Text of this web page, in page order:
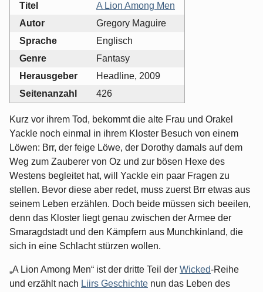
Titel
A Lion Among Men
Autor
Gregory Maguire
Sprache
Englisch
Genre
Fantasy
Herausgeber
Headline, 2009
Seitenanzahl
426
Kurz vor ihrem Tod, bekommt die alte Frau und Orakel
Yackle noch einmal in ihrem Kloster Besuch von einem
Löwen: Brr, der feige Löwe, der Dorothy damals auf dem
Weg zum Zauberer von Oz und zur bösen Hexe des
Westens begleitet hat, will Yackle ein paar Fragen zu
stellen. Bevor diese aber redet, muss zuerst Brr etwas aus
seinem Leben erzählen. Doch beide müssen sich beeilen,
denn das Kloster liegt genau zwischen der Armee der
Smaragdstadt und den Kämpfern aus Munchkinland, die
sich in eine Schlacht stürzen wollen.
„A Lion Among Men“ ist der dritte Teil der Wicked-Reihe
und erzählt nach Liirs Geschichte nun das Leben des